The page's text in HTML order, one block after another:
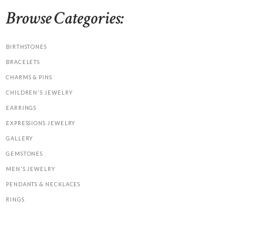
Browse Categories:
BIRTHSTONES
BRACELETS
CHARMS & PINS
CHILDREN'S JEWELRY
EARRINGS
EXPRESSIONS JEWELRY
GALLERY
GEMSTONES
MEN'S JEWELRY
PENDANTS & NECKLACES
RINGS